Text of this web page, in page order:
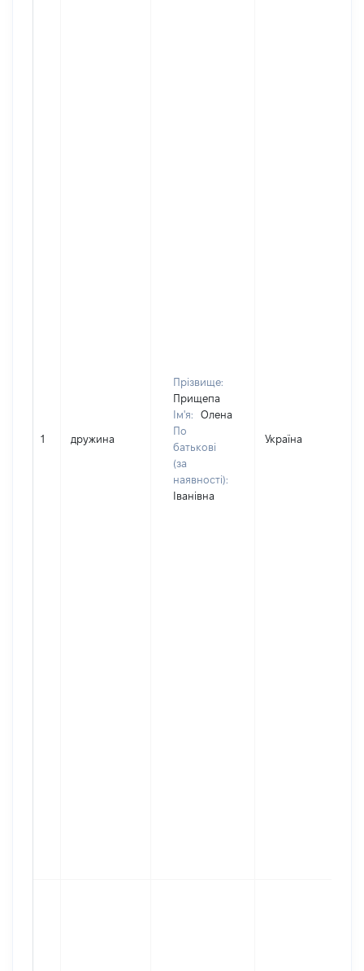
1 дружина
Прізвище:
Прищепа
Ім'я:
Олена
По
батькові
(за
наявності):
Іванівна
Україна